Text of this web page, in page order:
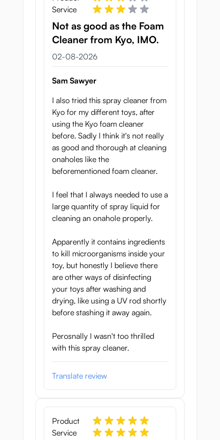
Perfect om je
seksspeeltjes te reinigen
Door de samenstelling is deze
reinigingsspray ongelofelijk veelzijdig. Het
kan gebruikt worden om deze speeltjes en
Penisring
Anaalplug
Ball gag
Pocket kutje
Sexmachine
Penis sleeve
Vooral uiterst geschikt
voor je onahole
ervan vaak een complexe textuur heeft die
vuil en micro-organismen vasthoudt. Met
voldoende wassen en schrobben kan je
deze holtes zeker schoonmaken, maar ruw
schrobben kan ook de levensduur van het
Service
Not as good as the Foam
Cleaner from Kyo, IMO.
2 augustus 2026
02-08-2026
Sam Sawyer
I also tried this spray cleaner from
Kyo for my different toys, after
using the Kyo foam cleaner
before. Sadly I think it's not really
as good and thorough at cleaning
onaholes like the
beforementioned foam cleaner.
I feel that I always needed to use a
large quantity of spray liquid for
cleaning an onahole properly.
Apparently it contains ingredients
to kill microorganisms inside your
toy, but honestly I believe there
are other ways of disinfecting
your toys after washing and
drying, like using a UV rod shortly
before stashing it away again.
Perosnally I wasn't too thrilled
with this spray cleaner.
Translate review
Product
Service